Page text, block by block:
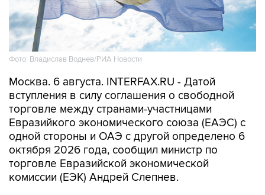
Фото: Владислав Воднев/РИА Новости
Москва. 6 августа. INTERFAX.RU - Датой
вступления в силу соглашения о свободной
торговле между странами-участницами
Евразийкого экономического союза (ЕАЭС) с
одной стороны и ОАЭ с другой определено 6
октября 2026 года, сообщил министр по
торговле Евразийской экономической
комиссии (ЕЭК) Андрей Слепнев.